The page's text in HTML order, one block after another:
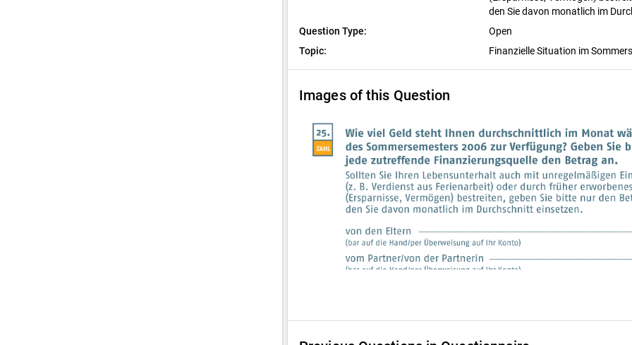
den Sie davon monatlich im
Question Type:
Open
Topic:
Finanzielle Situation im
Images of this Question